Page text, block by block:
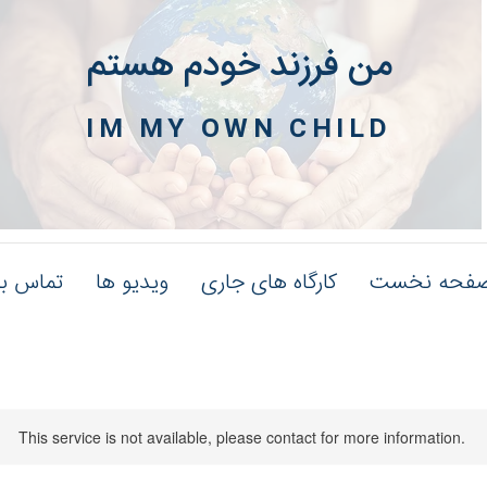
من فرزند خودم هستم
IM MY OWN CHILD
تماس ویدیو ها کارگاه های جاری نخست
This service is not available, please contact for more information.